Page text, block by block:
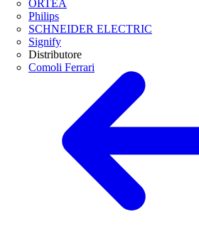
ORTEA
Philips
SCHNEIDER ELECTRIC
Signify
Distributore
Comoli Ferrari